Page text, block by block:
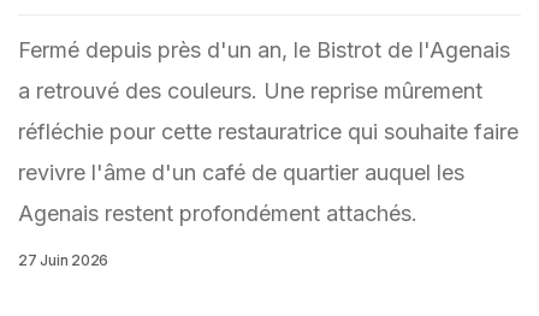
Fermé depuis près d'un an, le Bistrot de l'Agenais
a retrouvé des couleurs. Une reprise mûrement
réfléchie pour cette restauratrice qui souhaite faire
revivre l'âme d'un café de quartier auquel les
Agenais restent profondément attachés.
27 Juin 2026